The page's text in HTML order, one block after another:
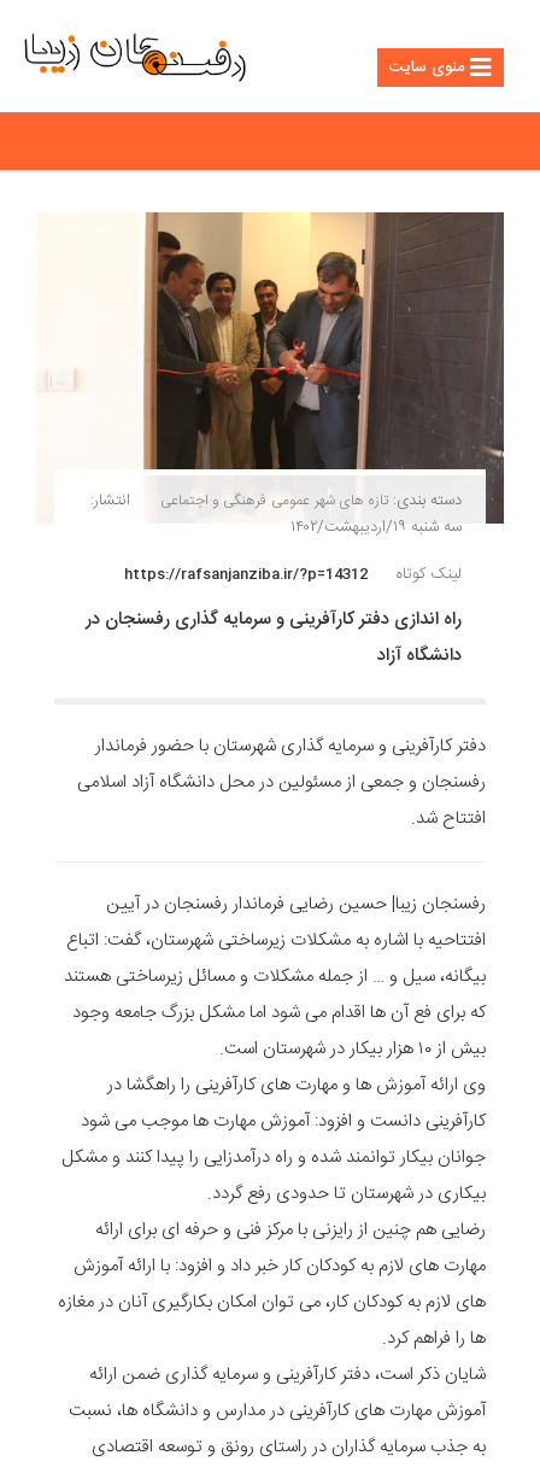
منوی سایت
دسته بندی: تازه های شهر عمومی فرهنگی و اجتماعی
انتشار:
سه شنبه ۱۹/اردیبهشت/۱۴۰۲
لینک کوتاه
https://rafsanjanziba.ir/?p=14312
راه اندازی دفتر کارآفرینی و سرمایه گذاری رفسنجان در
دانشگاه آزاد
دفتر کارآفرینی و سرمایه گذاری شهرستان با حضور فرماندار
رفسنجان و جمعی از مسئولین در محل دانشگاه آزاد اسلامی
افتتاح شد.
رفسنجان زیبا| حسین رضایی فرماندار رفسنجان در آیین
افتتاحیه با اشاره به مشکلات زیرساختی شهرستان، گفت: اتباع
بیگانه، سیل و … از جمله مشکلات و مسائل زیرساختی هستند
که برای فع آن ها اقدام می شود اما مشکل بزرگ جامعه وجود
بیش از ۱۰ هزار بیکار در شهرستان است.
وی ارائه آموزش ها و مهارت های کارآفرینی را راهگشا در
کارآفرینی دانست و افزود: آموزش مهارت ها موجب می شود
جوانان بیکار توانمند شده و راه درآمدزایی را پیدا کنند و مشکل
بیکاری در شهرستان تا حدودی رفع گردد.
رضایی هم چنین از رایزنی با مرکز فنی و حرفه ای برای ارائه
مهارت های لازم به کودکان کار خبر داد و افزود: با ارائه آموزش
های لازم به کودکان کار، می توان امکان بکارگیری آنان در مغازه
ها را فراهم کرد.
شایان ذکر است، دفتر کارآفرینی و سرمایه گذاری ضمن ارائه
آموزش مهارت های کارآفرینی در مدارس و دانشگاه ها، نسبت
به جذب سرمایه گذاران در راستای رونق و توسعه اقتصادی